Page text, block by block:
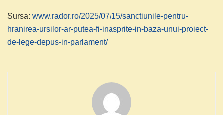
Sursa: www.rador.ro/2025/07/15/sanctiunile-pentru-
hranirea-ursilor-ar-putea-fi-inasprite-in-baza-unui-proiect-
de-lege-depus-in-parlament/